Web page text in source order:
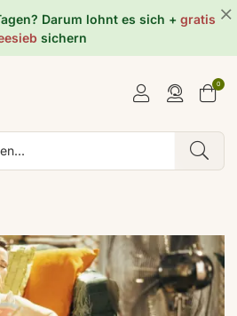
Darum lohnt es sich + gratis
sichern
0